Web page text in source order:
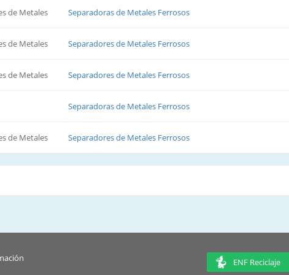
de Metales Separadoras de Metales Ferrosos
de Metales Separadores de Metales Ferrosos
de Metales Separadores de Metales Ferrosos
Separadoras de Metales Ferrosos
de Metales Separadores de Metales Ferrosos
ENF Reciclaje